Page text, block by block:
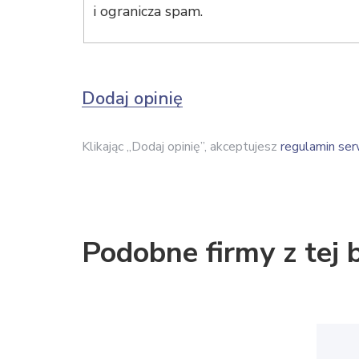
i ogranicza spam.
Dodaj opinię
Klikając „Dodaj opinię”, akceptujesz regulamin
Podobne firmy z tej